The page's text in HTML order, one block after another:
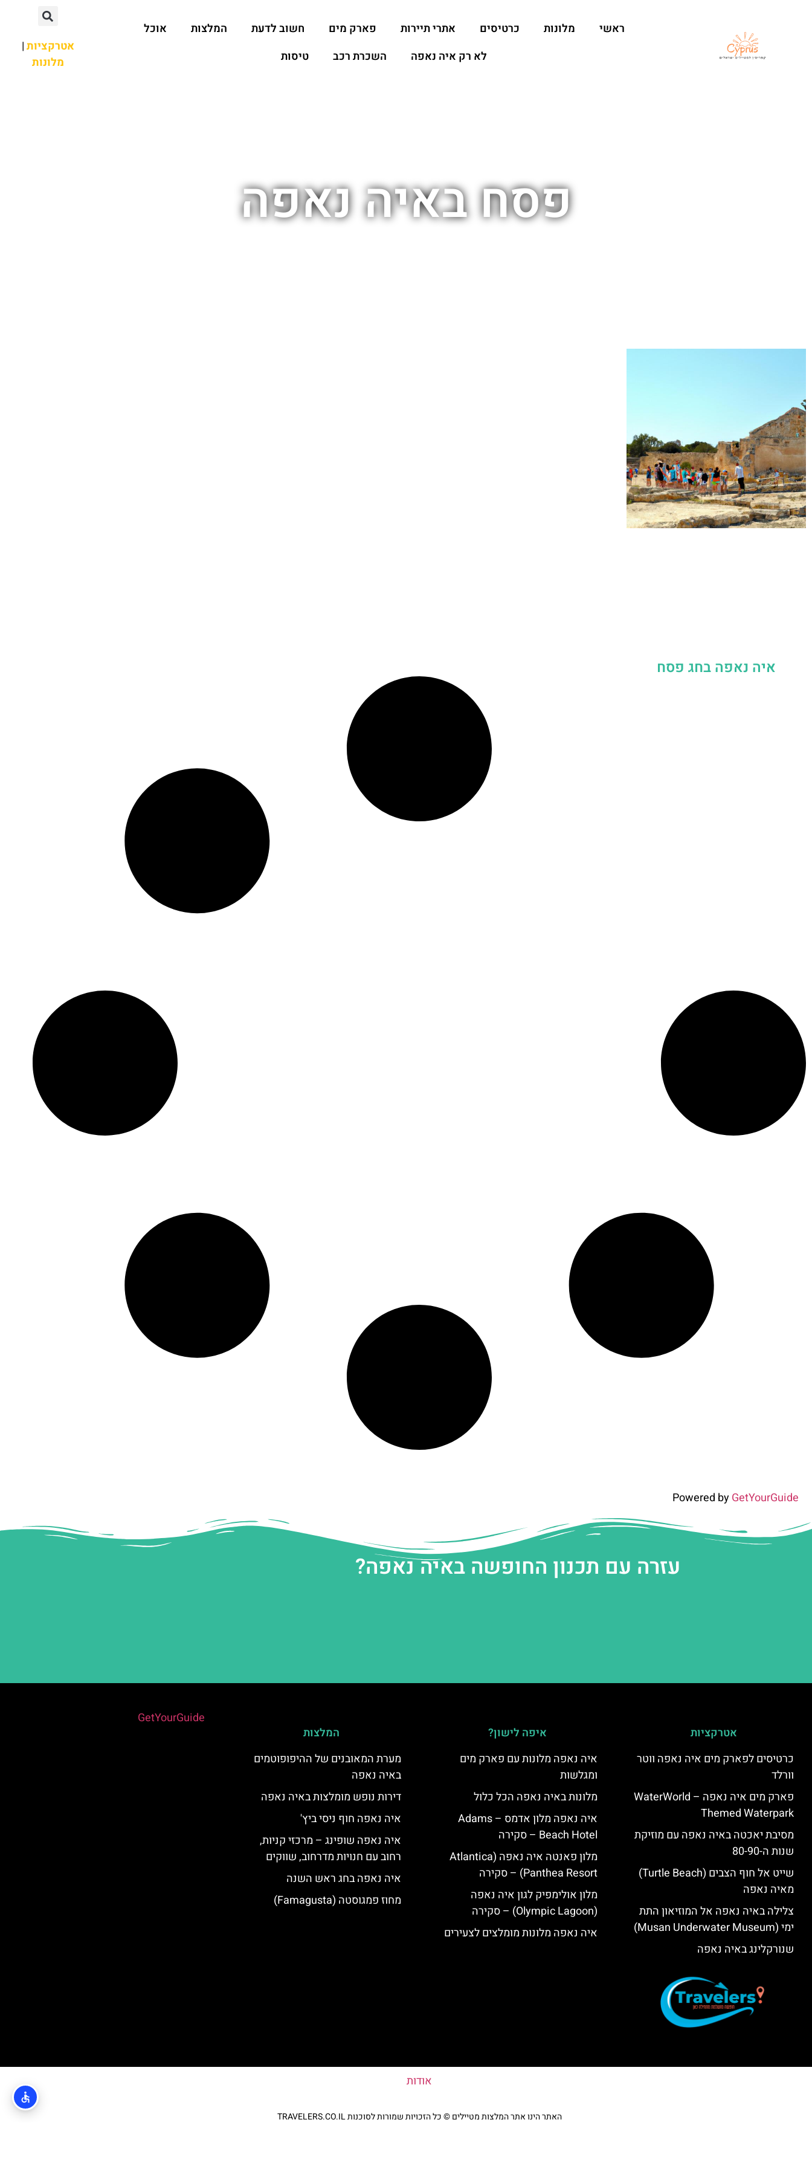
ראשי מלונות כרטיסים אתרי תיירות פארק מים חשוב לדעת המלצות
אוכל
לא רק איה נאפה
השכרת רכב טיסות
אטרקציות|
מלונות
פסח באיה נאפה
איה נאפה בחג פסח
Powered byGetYourGuide
עזרה עם תכנון החופשה באיה נאפה?
אטרקציות
כרטיסים לפארק מים איה נאפה ווטר
וורלד
פארק מים איה נאפה – ‪‪WaterWorld
Themed Waterpark‬‬
מסיבת יאכטה באיה נאפה עם מוזיקת
שנות ה-80-90
שייט אל חוף הצבים (Turtle Beach)
מאיה נאפה
צלילה באיה נאפה אל המוזיאון התת
ימי (Musan Underwater Museum)
שנורקלינג באיה נאפה
איפה לישון?
איה נאפה מלונות עם פארק מים
ומגלשות
מלונות באיה נאפה הכל כלול
איה נאפה מלון אדמס – Adams
Beach Hotel – סקירה
מלון פאנטה איה נאפה (Atlantica
Panthea Resort) – סקירה
מלון אולימפיק לגון איה נאפה
(Olympic Lagoon) – סקירה
איה נאפה מלונות מומלצים לצעירים
המלצות
מערת המאובנים של ההיפופוטמים
באיה נאפה
דירות נופש מומלצות באיה נאפה
איה נאפה חוף ניסי ביץ'
איה נאפה שופינג – מרכזי קניות,
רחוב עם חנויות מדרחוב, שווקים
איה נאפה בחג ראש השנה
מחוז פמגוסטה (Famagusta)
GetYourGuide
אודות
האתר הינו אתר המלצות מטיילים © כל הזכויות שמורות לסוכנות TRAVELERS.CO.IL